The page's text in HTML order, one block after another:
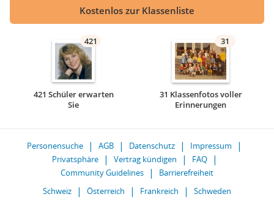
Kostenlos zur Klassenliste
421
421 Schüler erwarten
Sie
31
31 Klassenfotos voller
Erinnerungen
Personensuche AGB Datenschutz
Impressum
Privatsphäre
Vertrag kündigen
FAQ
Community Guidelines
Barrierefreiheit
Schweiz
Österreich Frankreich Schweden